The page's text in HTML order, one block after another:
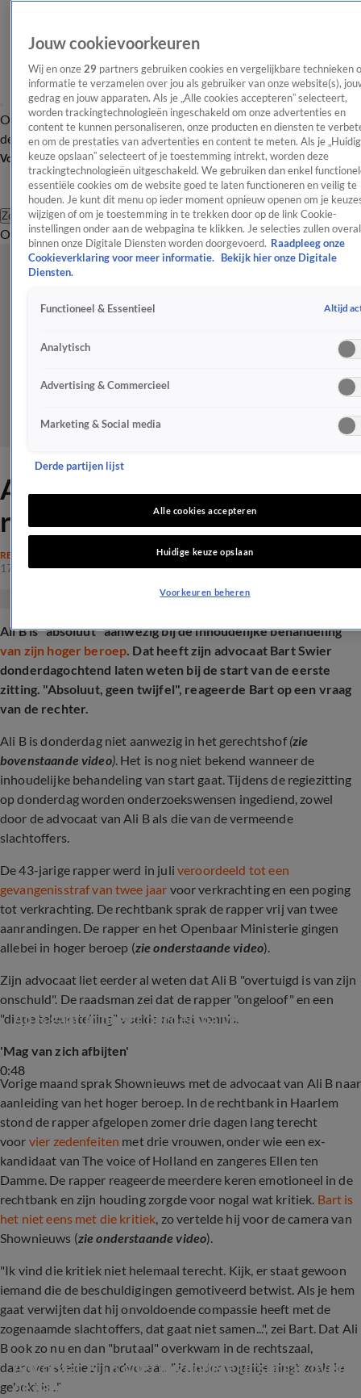
OverzichtAfleveringen Entertainment TV Algemeen
Tip
de redactieNieuwsbrief
Volg Shownieuws
Zoeken
OverzichtEntertainmentSpraakmakendRealityCrimeVideo's
Ali B wél te zien in de
rechtszaal: 'Geen twijfel'
RECHTSZAKEN
17 apr 2025, 10:24
Ali B is "absoluut" aanwezig bij de inhoudelijke behandeling
van zijn hoger beroep. Dat heeft zijn advocaat Bart Swier
donderdagochtend laten weten bij de start van de eerste
zitting. "Absoluut, geen twijfel", reageerde Bart op een vraag
van de rechter.
Ali B is donderdag niet aanwezig in het gerechtshof (zie
bovenstaande video). Het is nog niet bekend wanneer de
inhoudelijke behandeling van start gaat. Tijdens de regiezitting
op donderdag worden onderzoekswensen ingediend, zowel
door de advocaat van Ali B als die van de vermeende
slachtoffers.
De 43-jarige rapper werd in juli veroordeeld tot een
gevangenisstraf van twee jaar voor verkrachting en een poging
tot verkrachting. De rechtbank sprak de rapper vrij van twee
aanrandingen. De rapper en het Openbaar Ministerie gingen
allebei in hoger beroep (zie onderstaande video).
Zijn advocaat liet eerder al weten dat Ali B "overtuigd is van zijn
onschuld". De raadsman zei dat de rapper "ongeloof" en een
"diepe teleurstelling" voelde na het vonnis.
0:48
Ali B gaat in hoger beroep na veroordeling
'Mag van zich afbijten'
Vorige maand sprak Shownieuws met de advocaat van Ali B naar
aanleiding van het hoger beroep. In de rechtbank in Haarlem
stond de rapper afgelopen zomer drie dagen lang terecht
voor vier zedenfeiten met drie vrouwen, onder wie een ex-
kandidaat van The voice of Holland en zangeres Ellen ten
Damme. De rapper reageerde meerdere keren emotioneel in de
rechtbank en zijn houding zorgde voor nogal wat kritiek. Bart is
het niet eens met die kritiek, zo vertelde hij voor de camera van
Shownieuws (zie onderstaande video).
"Ik vind die kritiek niet helemaal terecht. Kijk, er staat gewoon
iemand die de beschuldigingen gemotiveerd betwist. Als je hem
gaat verwijten dat hij onvoldoende compassie heeft met de
zogenaamde slachtoffers, dat gaat niet samen...", zei Bart. Dat Ali
B ook zo nu en dan "brutaal" overkwam in de rechtszaal,
daarover stelde zijn advocaat: "Ja, ieder vogeltje zingt zoals ie
gebekt is..."
Advocaat Ali B doet bijzondere uitspraak over
de rapper
Jouw cookievoorkeuren
Wij en onze 29 partners gebruiken cookies en vergelijkbare technieken
informatie te verzamelen over jou als gebruiker van onze website(s),
gedrag en jouw apparaten. Als je „Alle cookies accepteren” selecteert,
worden trackingtechnologieën ingeschakeld om onze advertenties en
content te kunnen personaliseren, onze producten en diensten te
en om de prestaties van advertenties en content te meten. Als je
keuze opslaan” selecteert of je toestemming intrekt, worden deze
trackingtechnologieën uitgeschakeld. We gebruiken dan enkel
essentiële cookies om de website goed te laten functioneren en veilig te
houden. Je kunt dit menu op ieder moment opnieuw openen om je
wijzigen of om je toestemming in te trekken door op de link Cookie-
instellingen onder aan de webpagina te klikken. Je selecties zullen overal
binnen onze Digitale Diensten worden doorgevoerd. Raadpleeg onze
Cookieverklaring voor meer informatie.
Bekijk hier onze Digitale
Diensten.
Functioneel & Essentieel Altijd
Analytisch
Advertising & Commercieel
Marketing & Social media
Derde partijen lijst
Alle cookies accepteren
Huidige keuze opslaan
Voorkeuren beheren